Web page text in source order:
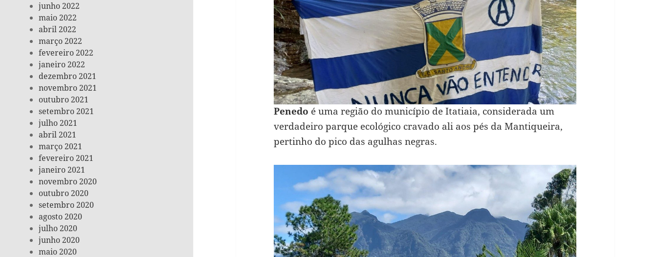
junho 2022
maio 2022
abril 2022
março 2022
fevereiro 2022
janeiro 2022
dezembro 2021
novembro 2021
outubro 2021
setembro 2021
julho 2021
abril 2021
março 2021
fevereiro 2021
janeiro 2021
novembro 2020
outubro 2020
setembro 2020
agosto 2020
julho 2020
junho 2020
maio 2020
Penedo é uma região do município de Itatiaia, considerada um
verdadeiro parque ecológico cravado ali aos pés da Mantiqueira,
pertinho do pico das agulhas negras.